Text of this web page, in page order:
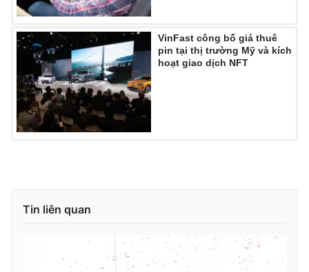
THỜI BÁO VTV
Theo dõi báo trên
Cơ quan chủ quản:Đài Truyền hình Việt Nam
Tổng Biên tập:Vũ Thanh Thủy
Nguyễn Trọng Ninh
Tổng đài VTV: 024.38 355 931 - 024.38 355 932
VinFast công bố giá thuê
pin tại thị trường Mỹ và kích
hoạt giao dịch NFT
Tin liên quan